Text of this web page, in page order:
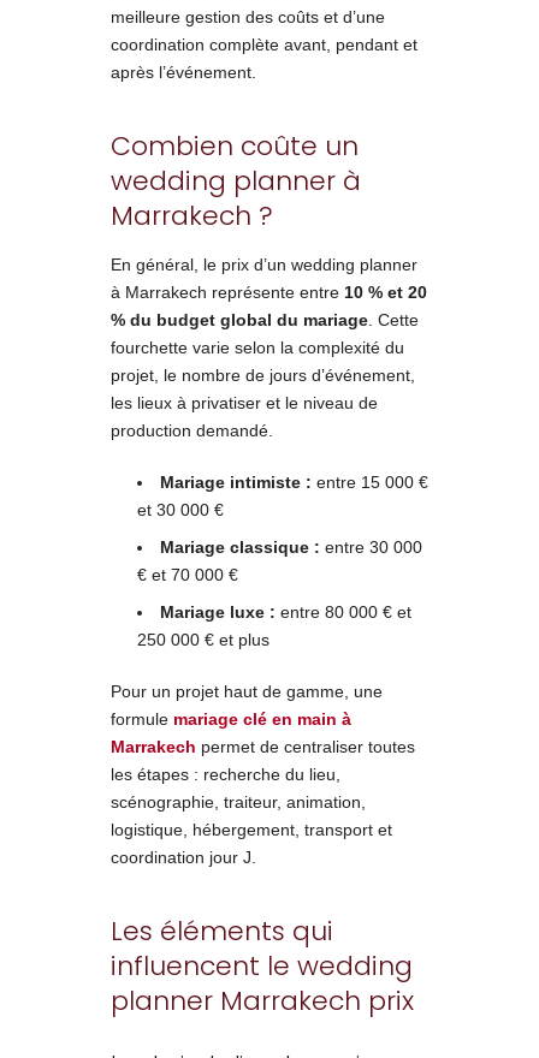
meilleure gestion des coûts et d’une
coordination complète avant, pendant et
après l’événement.
Combien coûte un
wedding planner à
Marrakech ?
En général, le prix d’un wedding planner
à Marrakech représente entre 10 % et 20
% du budget global du mariage . Cette
fourchette varie selon la complexité du
projet, le nombre de jours d’événement,
les lieux à privatiser et le niveau de
production demandé.
Mariage intimiste : entre 15 000 €
et 30 000 €
Mariage classique : entre 30 000
€ et 70 000 €
Mariage luxe : entre 80 000 € et
250 000 € et plus
Pour un projet haut de gamme, une
formule mariage clé en main à
Marrakech permet de centraliser toutes
les étapes : recherche du lieu,
scénographie, traiteur, animation,
logistique, hébergement, transport et
coordination jour J.
Les éléments qui
influencent le wedding
planner Marrakech prix